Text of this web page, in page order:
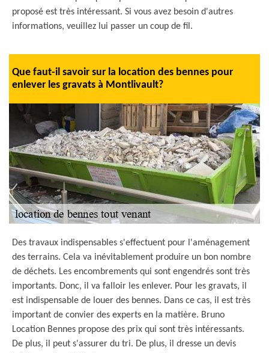
proposé est très intéressant. Si vous avez besoin d'autres
informations, veuillez lui passer un coup de fil.
Que faut-il savoir sur la location des bennes pour
enlever les gravats à Montlivault?
Des travaux indispensables s'effectuent pour l'aménagement
des terrains. Cela va inévitablement produire un bon nombre
de déchets. Les encombrements qui sont engendrés sont très
importants. Donc, il va falloir les enlever. Pour les gravats, il
est indispensable de louer des bennes. Dans ce cas, il est très
important de convier des experts en la matière. Bruno
Location Bennes propose des prix qui sont très intéressants.
De plus, il peut s'assurer du tri. De plus, il dresse un devis